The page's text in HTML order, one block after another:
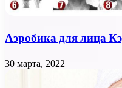
Аэробика для лица
30 марта, 2022